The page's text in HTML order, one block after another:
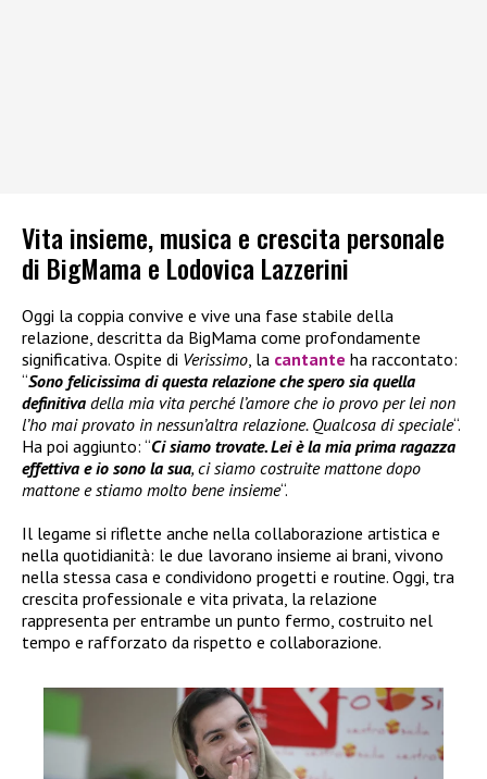
Vita insieme, musica e crescita personale
di BigMama e Lodovica Lazzerini
Oggi la coppia convive e vive una fase stabile della
relazione, descritta da BigMama come profondamente
significativa. Ospite di Verissimo , la cantante ha raccontato:
“Sono felicissima di questa relazione che spero sia quella
definitiva della mia vita perché l’amore che io provo per lei non
l’ho mai provato in nessun’altra relazione. Qualcosa di speciale“.
Ha poi aggiunto: “Ci siamo trovate. Lei è la mia prima ragazza
effettiva e io sono la sua, ci siamo costruite mattone dopo
mattone e stiamo molto bene insieme“.
Il legame si riflette anche nella collaborazione artistica e
nella quotidianità: le due lavorano insieme ai brani, vivono
nella stessa casa e condividono progetti e routine. Oggi, tra
crescita professionale e vita privata, la relazione
rappresenta per entrambe un punto fermo, costruito nel
tempo e rafforzato da rispetto e collaborazione.